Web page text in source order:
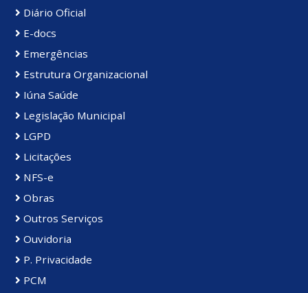
Diário Oficial
E-docs
Emergências
Estrutura Organizacional
Iúna Saúde
Legislação Municipal
LGPD
Licitações
NFS-e
Obras
Outros Serviços
Ouvidoria
P. Privacidade
PCM